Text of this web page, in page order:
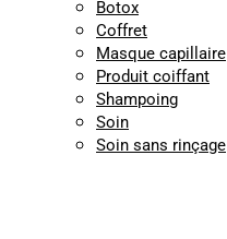
Botox
Coffret
Masque capillaire
Produit coiffant
Shampoing
Soin
Soin sans rinçage